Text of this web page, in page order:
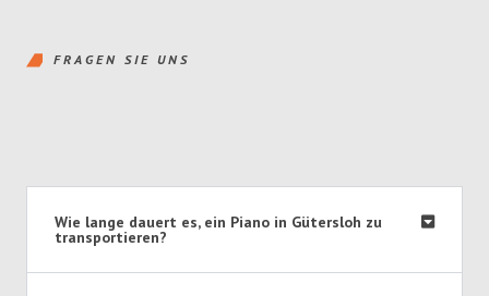
FRAGEN SIE UNS
Wie lange dauert es, ein Piano in Gütersloh zu
transportieren?